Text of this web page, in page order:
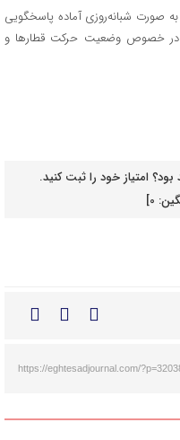
اطلاع‌رسانی راه‌آهن به شماره ۵۱۴۹-۰۲۱ به صورت شبانه‌روزی آماده پاسخگویی
در خصوص وضعیت حرکت قطارها و
امتیاز خود را ثبت کنید.
0
]
https://eghtesadjournal.com/